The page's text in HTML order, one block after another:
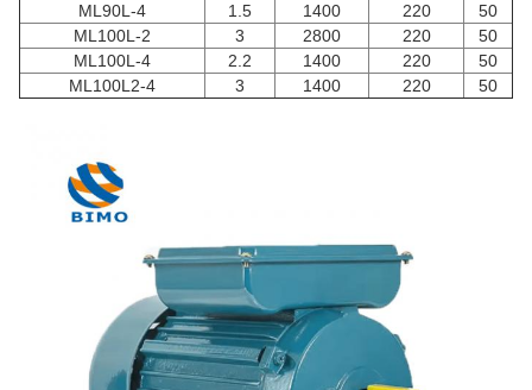
ML90L-4
1.5 1400 220
50
ML100L-2
3 2800 220
50
ML100L-4
2.2 1400 220
50
ML100L2-4
3 1400 220 50